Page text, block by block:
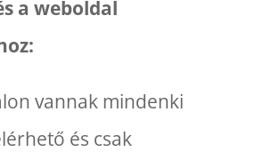
a weboldal
vannak mindenki
és csak